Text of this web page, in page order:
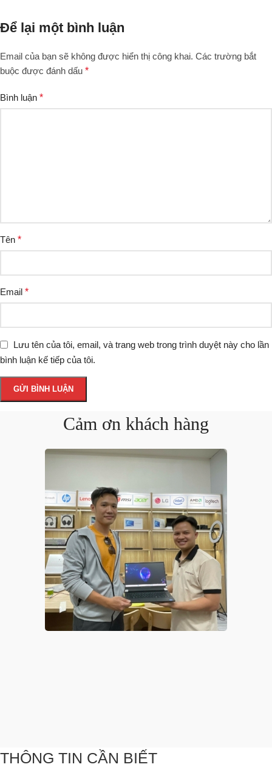
Để lại một bình luận
Email của bạn sẽ không được hiển thị công khai. Các trường bắt
buộc được đánh dấu *
Bình luận *
Tên *
Email *
Lưu tên của tôi, email, và trang web trong trình duyệt này cho lần
bình luận kế tiếp của tôi.
Cảm ơn khách hàng
THÔNG TIN CẦN BIẾT